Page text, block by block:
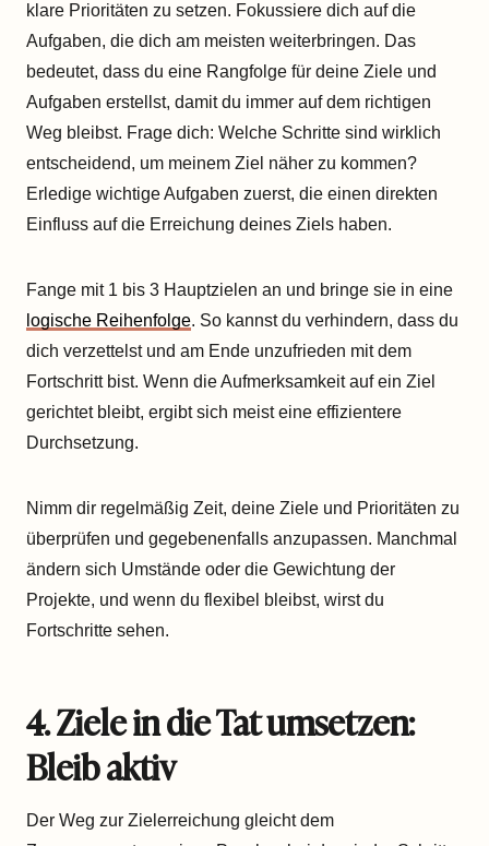
klare Prioritäten zu setzen. Fokussiere dich auf die
Aufgaben, die dich am meisten weiterbringen. Das
bedeutet, dass du eine Rangfolge für deine Ziele und
Aufgaben erstellst, damit du immer auf dem richtigen
Weg bleibst. Frage dich: Welche Schritte sind wirklich
entscheidend, um meinem Ziel näher zu kommen?
Erledige wichtige Aufgaben zuerst, die einen direkten
Einfluss auf die Erreichung deines Ziels haben.
Fange mit 1 bis 3 Hauptzielen an und bringe sie in eine
logische Reihenfolge. So kannst du verhindern, dass du
dich verzettelst und am Ende unzufrieden mit dem
Fortschritt bist. Wenn die Aufmerksamkeit auf ein Ziel
gerichtet bleibt, ergibt sich meist eine effizientere
Durchsetzung.
Nimm dir regelmäßig Zeit, deine Ziele und Prioritäten zu
überprüfen und gegebenenfalls anzupassen. Manchmal
ändern sich Umstände oder die Gewichtung der
Projekte, und wenn du flexibel bleibst, wirst du
Fortschritte sehen.
4. Ziele in die Tat umsetzen:
Bleib aktiv
Der Weg zur Zielerreichung gleicht dem